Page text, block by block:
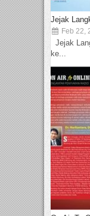
Jejak
Feb 22,
Jejak
ke...